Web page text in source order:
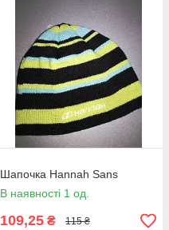
Шапочка Hannah Sans
В наявності 1 од.
109,25 ₴ 115 ₴